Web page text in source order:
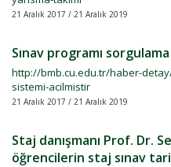
21 Aralık 2017 / 21 Aralık 2019
Sınav programı
http://bmb.cu.edu.tr/haber-
sistemi-acilmistir
21 Aralık 2017 / 21 Aralık 2019
Staj danışmanı Prof. Dr.
öğrencilerin staj sınav